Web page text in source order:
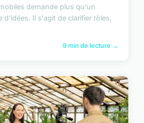
demande plus qu'un
d'idées. Il s'agit de clarifier rôles,
9 min de lecture →